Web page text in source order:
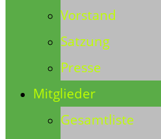
Vorstand
Satzung
Presse
Mitglieder
Gesamtliste